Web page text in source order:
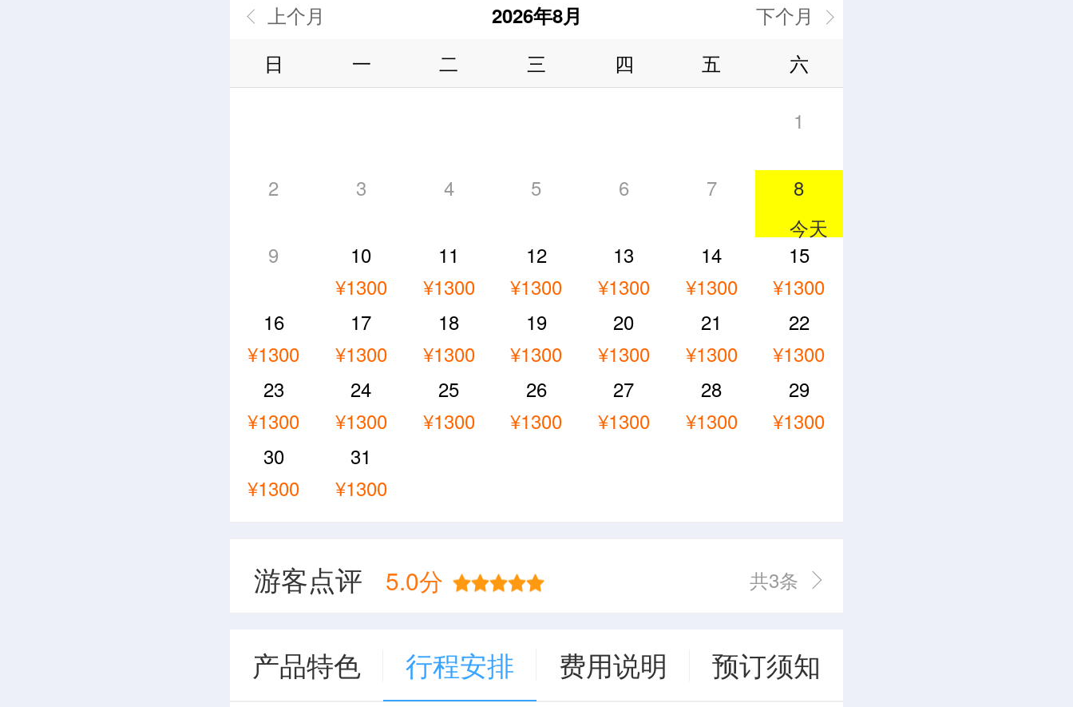
2026年8月
日 一 二 三 四 五 六
1
2 3 4 5 6 7 8
9
10
¥1300
11
¥1300
12
¥1300
13
¥1300
14
¥1300
15
¥1300
16
¥1300
17
¥1300
18
¥1300
19
¥1300
20
¥1300
21
¥1300
22
¥1300
23
¥1300
24
¥1300
25
¥1300
26
¥1300
27
¥1300
28
¥1300
29
¥1300
30
¥1300
31
¥1300
游客点评 5.0分 共3条
产品特色 行程安排 费用说明
预订须知